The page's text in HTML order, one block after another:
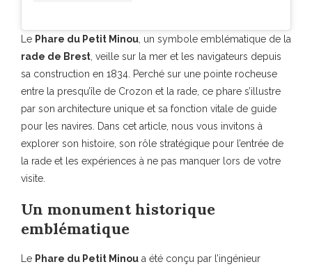
Le Phare du Petit Minou , un symbole emblématique de la
rade de Brest , veille sur la mer et les navigateurs depuis
sa construction en 1834. Perché sur une pointe rocheuse
entre la presqu’île de Crozon et la rade, ce phare s’illustre
par son architecture unique et sa fonction vitale de guide
pour les navires. Dans cet article, nous vous invitons à
explorer son histoire, son rôle stratégique pour l’entrée de
la rade et les expériences à ne pas manquer lors de votre
visite.
Un monument historique
emblématique
Le Phare du Petit Minou a été conçu par l’ingénieur